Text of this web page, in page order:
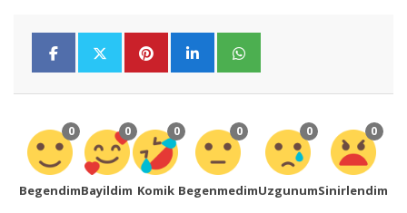
0
Begendim
0
Bayildim
0
Komik
0
Begenmedim
0
Uzgunum
0
Sinirlendim